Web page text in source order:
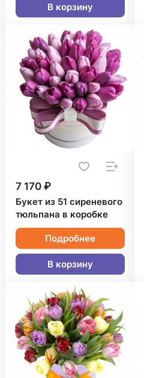
В корзину
7 170 ₽
Букет из 51 сиреневого
тюльпана в коробке
Подробнее
В корзину